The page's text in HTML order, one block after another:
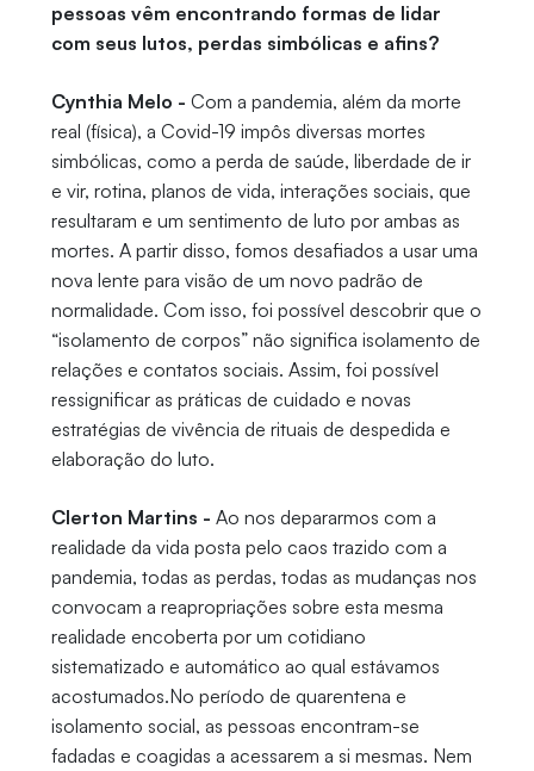
pessoas vêm encontrando formas de lidar
com seus lutos, perdas simbólicas e afins?
Cynthia Melo - Com a pandemia, além da morte
real (física), a Covid-19 impôs diversas mortes
simbólicas, como a perda de saúde, liberdade de ir
e vir, rotina, planos de vida, interações sociais, que
resultaram e um sentimento de luto por ambas as
mortes. A partir disso, fomos desafiados a usar uma
nova lente para visão de um novo padrão de
normalidade. Com isso, foi possível descobrir que o
“isolamento de corpos” não significa isolamento de
relações e contatos sociais. Assim, foi possível
ressignificar as práticas de cuidado e novas
estratégias de vivência de rituais de despedida e
elaboração do luto.
Clerton Martins - Ao nos depararmos com a
realidade da vida posta pelo caos trazido com a
pandemia, todas as perdas, todas as mudanças nos
convocam a reapropriações sobre esta mesma
realidade encoberta por um cotidiano
sistematizado e automático ao qual estávamos
acostumados.No período de quarentena e
isolamento social, as pessoas encontram-se
fadadas e coagidas a acessarem a si mesmas. Nem